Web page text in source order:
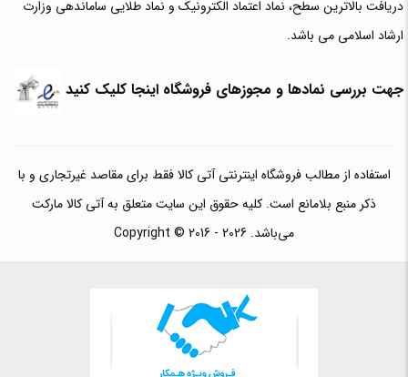
دریافت بالاترین سطح، نماد اعتماد الکترونیک و نماد طلایی ساماندهی وزارت
ارشاد اسلامی می باشد.
جهت بررسی نمادها و مجوزهای فروشگاه اینجا کلیک کنید
استفاده از مطالب فروشگاه اینترنتی آتی کالا فقط برای مقاصد غیرتجاری و با
ذکر منبع بلامانع است. کلیه حقوق این سایت متعلق به آتی کالا مارکت
می‌باشد. Copyright © 2016 - 2026